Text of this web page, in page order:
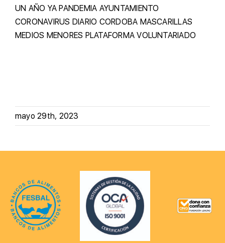
UN AÑO YA PANDEMIA AYUNTAMIENTO
CORONAVIRUS DIARIO CORDOBA MASCARILLAS
MEDIOS MENORES PLATAFORMA VOLUNTARIADO
mayo 29th, 2023